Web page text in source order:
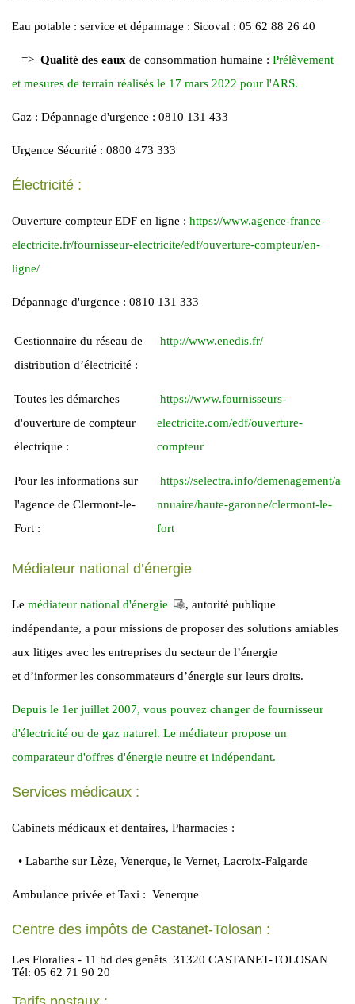
Eau potable : service et dépannage : Sicoval : 05 62 88 26 40
=> Qualité des eaux de consommation humaine : Prélèvement
et mesures de terrain réalisés le 17 mars 2022 pour l'ARS.
Gaz : Dépannage d'urgence : 0810 131 433
Urgence Sécurité : 0800 473 333
Électricité :
Ouverture compteur EDF en ligne : https://www.agence-france-
electricite.fr/fournisseur-electricite/edf/ouverture-compteur/en-
ligne/
Dépannage d'urgence : 0810 131 333
Gestionnaire du réseau de
distribution d’électricité :
http://www.enedis.fr/
Toutes les démarches
d'ouverture de compteur
électrique :
https://www.fournisseurs-
electricite.com/edf/ouverture-
compteur
Pour les informations sur
l'agence de Clermont-le-
Fort :
https://selectra.info/demenagement/a
nnuaire/haute-garonne/clermont-le-
fort
Médiateur national d’énergie
Le médiateur national d'énergie
, autorité publique
indépendante, a pour missions de proposer des solutions amiables
aux litiges avec les entreprises du secteur de l’énergie
et d’informer les consommateurs d’énergie sur leurs droits.
Depuis le 1er juillet 2007, vous pouvez changer de fournisseur
d'électricité ou de gaz naturel. Le médiateur propose un
comparateur d'offres d'énergie neutre et indépendant.
Services médicaux :
Cabinets médicaux et dentaires, Pharmacies :
• Labarthe sur Lèze, Venerque, le Vernet, Lacroix-Falgarde
Ambulance privée et Taxi : Venerque
Centre des impôts de Castanet-Tolosan :
Les Floralies - 11 bd des genêts 31320 CASTANET-TOLOSAN
Tél: 05 62 71 90 20